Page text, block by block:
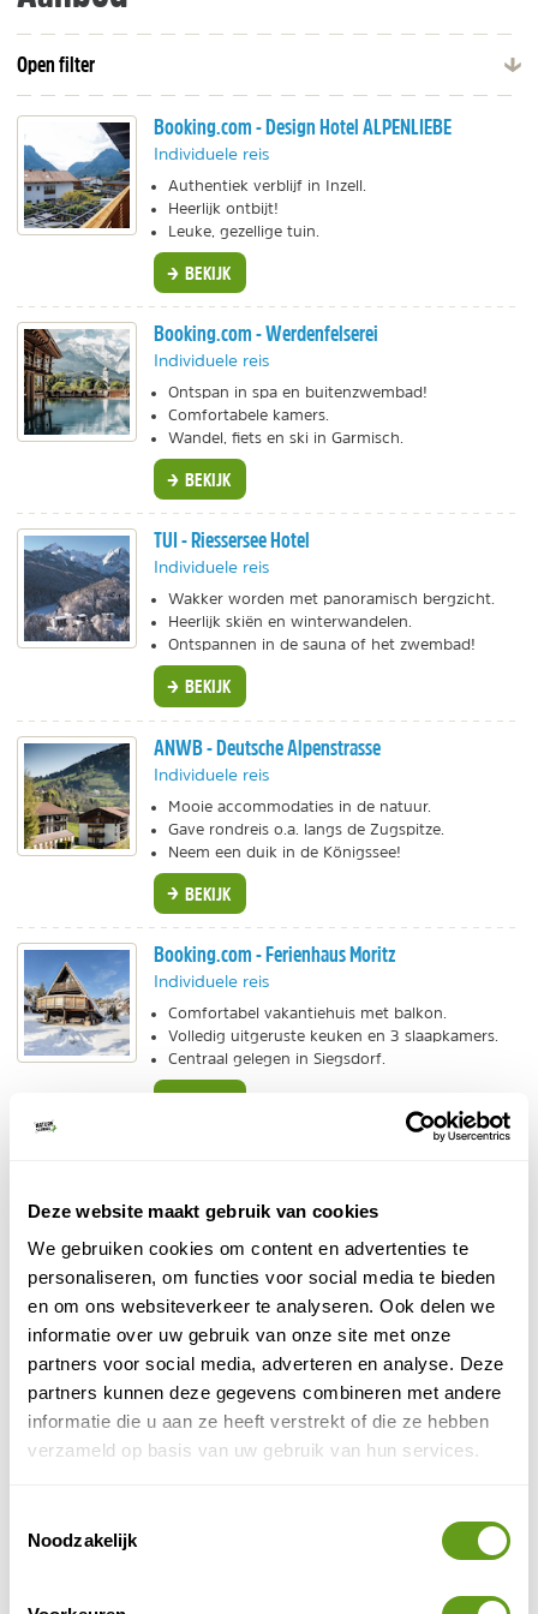
Deze website maakt gebruik van cookies
We gebruiken cookies om content en advertenties te
personaliseren, om functies voor social media te bieden
en om ons websiteverkeer te analyseren. Ook delen we
informatie over uw gebruik van onze site met onze
partners voor social media, adverteren en analyse. Deze
partners kunnen deze gegevens combineren met andere
informatie die u aan ze heeft verstrekt of die ze hebben
verzameld op basis van uw gebruik van hun services.
Noodzakelijk
Open filter
Booking.com - Design Hotel ALPENLIEBE
Individuele reis
Authentiek verblijf in Inzell.
Heerlijk ontbijt!
Leuke, gezellige tuin.
BEKIJK
Booking.com - Werdenfelserei
Individuele reis
Ontspan in spa en buitenzwembad!
Comfortabele kamers.
Wandel, fiets en ski in Garmisch.
BEKIJK
TUI - Riessersee Hotel
Individuele reis
Wakker worden met panoramisch bergzicht.
Heerlijk skiën en winterwandelen.
Ontspannen in de sauna of het zwembad!
BEKIJK
ANWB - Deutsche Alpenstrasse
Individuele reis
Mooie accommodaties in de natuur.
Gave rondreis o.a. langs de Zugspitze.
Neem een duik in de Königssee!
BEKIJK
Booking.com - Ferienhaus Moritz
Individuele reis
Comfortabel vakantiehuis met balkon.
Volledig uitgeruste keuken en 3 slaapkamers.
Centraal gelegen in Siegsdorf.
BEKIJK
Tiny house in Aurach.
Prachtig uitzicht op de bergen!
BEKIJK
Booking.com - Chalet Hüttentraum
Individuele reis
Knus houten appartement met keuken.
Hier kom je écht tot rust.